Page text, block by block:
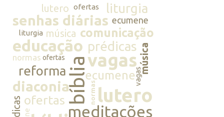
lutero ofertas liturgia
senhas diárias ecumene
liturgia música comunicação
educação prédicasmúsica
normas ofertasbíbliavagas
reforma
diaconia
ecumenevagas
ofertas normaslutero
meditações